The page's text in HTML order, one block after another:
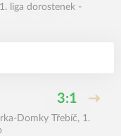
1. liga dorostenek -
3:1
Domky Třebíč, 1.